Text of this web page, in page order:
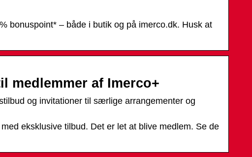
bonuspoint* – både i butik og på imerco.dk. Husk at
medlemmer af Imerco+
og invitationer til særlige arrangementer og
eksklusive tilbud. Det er let at blive medlem. Se de